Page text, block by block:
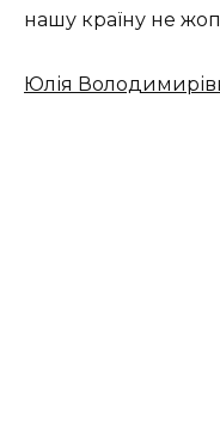
нашу країну не
Юлія